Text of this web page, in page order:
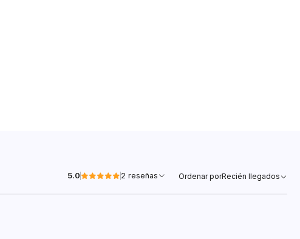
5.0 2 reseñas Ordenar porRecién llegados